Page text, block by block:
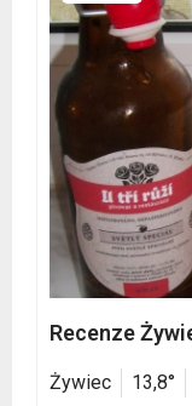
Recenze
Żywiec 13,8°